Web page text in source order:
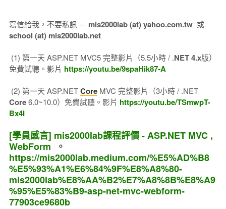
寫信給我，不要私訊 -- mis2000lab (at) yahoo.com.tw或
school (at) mis2000lab.net
(1) 第一天 ASP.NET MVC5 完整影片（5.5小時 / .NET 4.x版）
免費試聽。影片 https://youtu.be/9spaHik87-A
(2) 第一天 ASP.NETCoreMVC 完整影片（3小時 / .NET
Core6.0~10.0）免費試聽。影片 https://youtu.be/TSmwpT-
Bx4I
[學員感言] mis2000lab課程評價 - ASP.NET MVC ,
WebForm 。
https://mis2000lab.medium.com/%E5%AD%B8
%E5%93%A1%E6%84%9F%E8%A8%80-
mis2000lab%E8%AA%B2%E7%A8%8B%E8%A9
%95%E5%83%B9-asp-net-mvc-webform-
77903ce9680b